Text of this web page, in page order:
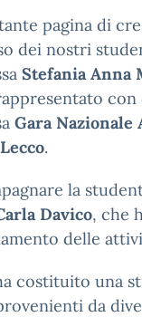
pagina di
dei nostri
Stefania Anna
Gara Nazionale
.
la
Davico, che
delle
costituito una
da